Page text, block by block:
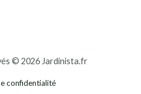
© 2026 Jardinista.fr
confidentialité